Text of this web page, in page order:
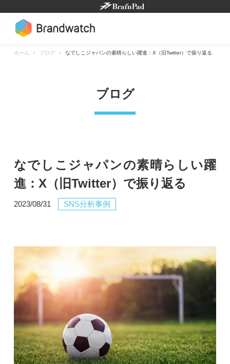
content
ホーム ブログ なでしこジャパンの素晴らしい躍進：X（旧Twitter）で振り返る
ブログ
なでしこジャパンの素晴らしい躍
進：X（旧Twitter）で振り返る
2023/08/31 SNS分析事例